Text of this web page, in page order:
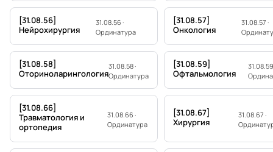
[31.08.56]
Нейрохирургия
31.08.56 ·
Ординатура
[31.08.57]
Онкология
31.08.57 ·
[31.08.58]
Оториноларингология
31.08.58 ·
Ординатура
[31.08.59]
Офтальмология
31.08.59
[31.08.66]
Травматология и
ортопедия
31.08.66 ·
Ординатура
[31.08.67]
Хирургия
31.08.67 ·